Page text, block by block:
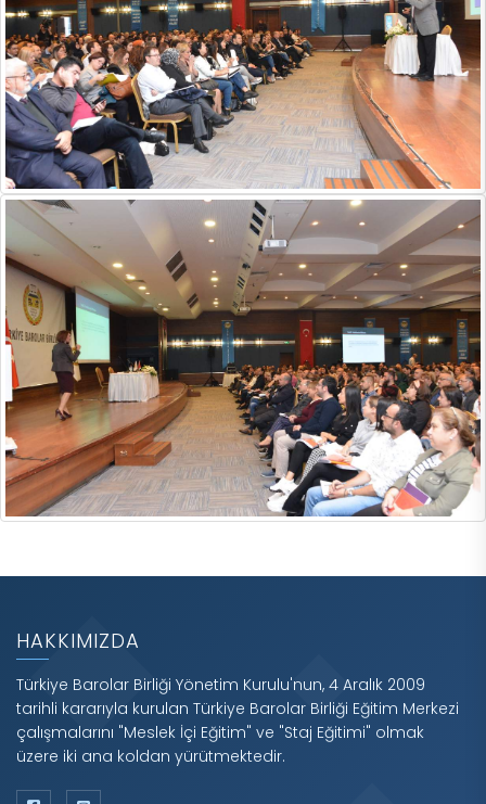
HAKKIMIZDA
Türkiye Barolar Birliği Yönetim Kurulu'nun, 4 Aralık 2009
tarihli kararıyla kurulan Türkiye Barolar Birliği Eğitim Merkezi
çalışmalarını "Meslek İçi Eğitim" ve "Staj Eğitimi" olmak
üzere iki ana koldan yürütmektedir.